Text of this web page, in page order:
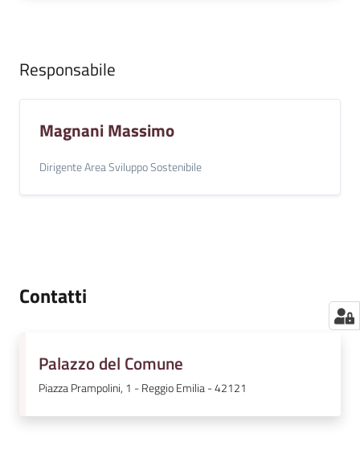
Responsabile
Magnani Massimo
Dirigente Area Sviluppo Sostenibile
Contatti
Palazzo del Comune
Piazza Prampolini, 1 - Reggio Emilia - 42121